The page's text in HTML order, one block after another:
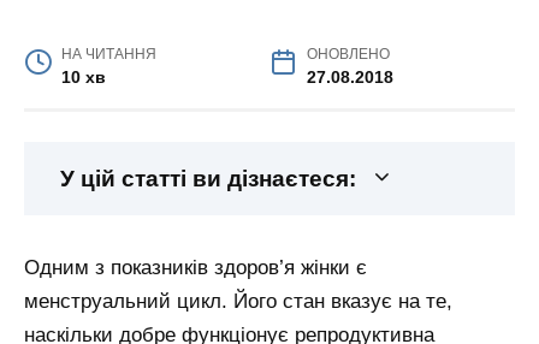
НА ЧИТАННЯ
10 хв
ОНОВЛЕНО
27.08.2018
У цій статті ви дізнаєтеся:
Одним з показників здоров’я жінки є
менструальний цикл. Його стан вказує на те,
наскільки добре функціонує репродуктивна